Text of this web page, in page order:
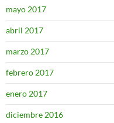
mayo 2017
abril 2017
marzo 2017
febrero 2017
enero 2017
diciembre 2016